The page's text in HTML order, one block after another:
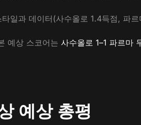
일과 데이터(사수올로 1.4득점, 파
예상 스코어는 사수올로 1–1 파르마
예상 총평